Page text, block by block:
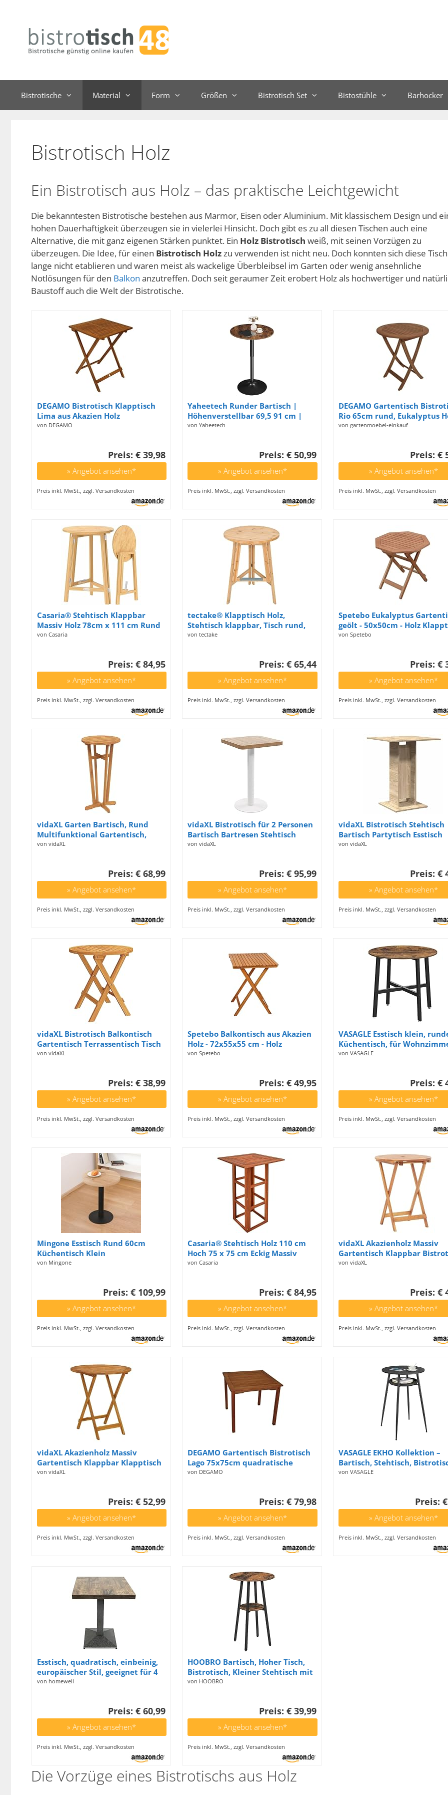
springen
Bistrotische Material Form Größen Bistrotisch Set Bistostühle Barhocker
Bistrotisch Holz
Ein Bistrotisch aus Holz – das praktische Leichtgewicht
Die bekanntesten Bistrotische bestehen aus Marmor, Eisen oder Aluminium. Mit klassischem Design und
hohen Dauerhaftigkeit überzeugen sie in vielerlei Hinsicht. Doch gibt es zu all diesen Tischen auch eine
Alternative, die mit ganz eigenen Stärken punktet. Ein Holz Bistrotisch weiß, mit seinen Vorzügen zu
überzeugen. Die Idee, für einen Bistrotisch Holzzu verwenden ist nicht neu. Doch konnten sich diese
lange nicht etablieren und waren meist als wackelige Überbleibsel im Garten oder wenig ansehnliche
Notlösungen für den Balkon anzutreffen. Doch seit geraumer Zeit erobert Holz als hochwertiger und
Baustoff auch die Welt der Bistrotische.
DEGAMO Bistrotisch Klapptisch
Lima aus Akazien Holz
quadratisch 60x60cm, geölte
von DEGAMO
Preis: € 39,98
» Angebot ansehen*
Preis inkl. MwSt., zzgl. Versandkosten
Yaheetech Runder Bartisch |
Höhenverstellbar 69,5 91 cm |
Stehtisch Bistrotisch 360°
Zuhause/Club/Pub | Rostbraun
von Yaheetech
Preis: € 50,99
» Angebot ansehen*
Preis inkl. MwSt., zzgl. Versandkosten
DEGAMO Gartentisch
Rio 65cm rund, Eukalyptus
braun geölt, FSC®-Zertifiziert,
von gartenmoebel-einkauf
Preis: €
» Angebot ansehen*
Preis inkl. MwSt., zzgl. Versandkosten
Casaria® Stehtisch Klappbar
Massiv Holz 78cm x 111 cm Rund
Bistrotisch Partytisch
von Casaria
Preis: € 84,95
» Angebot ansehen*
Preis inkl. MwSt., zzgl. Versandkosten
tectake® Klapptisch Holz,
Stehtisch klappbar, Tisch rund,
klappbarer Bistrotisch, Holztisch,
Bartisch für Stehempfang - Höhe
ca. 110 cm, Ø 79 cm
von tectake
Preis: € 65,44
» Angebot ansehen*
Preis inkl. MwSt., zzgl. Versandkosten
Spetebo Eukalyptus
geölt - 50x50cm - Holz
Biergarten Bistro Tisch
von Spetebo
Preis: €
» Angebot ansehen*
Preis inkl. MwSt., zzgl. Versandkosten
vidaXL Garten Bartisch, Rund
Multifunktional Gartentisch,
Stehtisch Bistrotisch für Innen
von vidaXL
Preis: € 68,99
» Angebot ansehen*
Preis inkl. MwSt., zzgl. Versandkosten
vidaXL Bistrotisch für 2 Personen
Bartisch Bartresen Stehtisch
Tresentisch Esstisch Tisch
von vidaXL
Preis: € 95,99
» Angebot ansehen*
Preis inkl. MwSt., zzgl. Versandkosten
vidaXL Bistrotisch Stehtisch
Bartisch Partytisch Esstisch
Küchentisch Tisch Sonoma-
von vidaXL
Preis: €
» Angebot ansehen*
Preis inkl. MwSt., zzgl. Versandkosten
vidaXL Bistrotisch Balkontisch
Gartentisch Terrassentisch Tisch
Telefontisch Klapptisch
von vidaXL
Preis: € 38,99
» Angebot ansehen*
Preis inkl. MwSt., zzgl. Versandkosten
Spetebo Balkontisch aus Akazien
Holz - 72x55x55 cm - Holz
Biergarten Bistrotisch Klapptisch
von Spetebo
Preis: € 49,95
» Angebot ansehen*
Preis inkl. MwSt., zzgl. Versandkosten
VASAGLE Esstisch klein,
Küchentisch, für
Büro, 80 cm d, 75 cm H,
von VASAGLE
Preis: €
» Angebot ansehen*
Preis inkl. MwSt., zzgl. Versandkosten
Mingone Esstisch Rund 60cm
Küchentisch Klein
Esszimmertisch mit Holzplatte
von Mingone
Preis: € 109,99
» Angebot ansehen*
Preis inkl. MwSt., zzgl. Versandkosten
Casaria® Stehtisch Holz 110 cm
Hoch 75 x 75 cm Eckig Massiv
Rustikal Indoor Outdoor
von Casaria
Preis: € 84,95
» Angebot ansehen*
Preis inkl. MwSt., zzgl. Versandkosten
vidaXL Akazienholz Massiv
Gartentisch Klappbar
Klapptisch Holztisch Garten
von vidaXL
Preis: €
» Angebot ansehen*
Preis inkl. MwSt., zzgl. Versandkosten
vidaXL Akazienholz Massiv
Gartentisch Klappbar Klapptisch
Esstisch Holztisch Bistrotisch
von vidaXL
Preis: € 52,99
» Angebot ansehen*
Preis inkl. MwSt., zzgl. Versandkosten
DEGAMO Gartentisch Bistrotisch
Lago 75x75cm quadratische
Form, aus Eukalyptus Holz, FSC®-
von DEGAMO
Preis: € 79,98
» Angebot ansehen*
Preis inkl. MwSt., zzgl. Versandkosten
VASAGLE EKHO Kollektion –
Bartisch, Stehtisch,
hoher runder Tisch mit
Wohnzimmer,
tintenschwarz
von VASAGLE
Preis:
» Angebot ansehen*
Preis inkl. MwSt., zzgl. Versandkosten
Esstisch, quadratisch, einbeinig,
europäischer Stil, geeignet für 4
Personen, aus Eisen und
Stehtisch 60 x 60 x 75 cm, braun
von homewell
Preis: € 60,99
» Angebot ansehen*
Preis inkl. MwSt., zzgl. Versandkosten
HOOBRO Bartisch, Hoher Tisch,
Bistrotisch, Kleiner Stehtisch mit
2 Runden Tischplatten, für
von HOOBRO
Preis: € 39,99
» Angebot ansehen*
Preis inkl. MwSt., zzgl. Versandkosten
Die Vorzüge eines Bistrotischs aus Holz